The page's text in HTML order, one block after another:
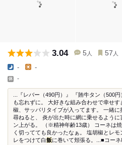
3.04 5 人 57 人
- -
-
...『レバー（490円）』 『賄牛タン（500
も忘れずに。 大好きな組み合わせで幸せ
椒、サッパリタイプが入ってます。 一緒
尋ねると、 炎が出た時に網に乗せるよう
ン上がる。 （※精神年齢13歳） コーネは
く切ってても良かったなぁ。 塩胡椒とレ
レをつけて白飯に巻いて頬張る。...■コー